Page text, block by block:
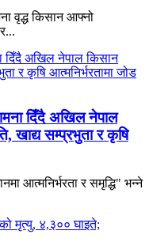
वृद्ध किसान आफ्नो
दिँदै अखिल नेपाल
खाद्य सम्प्रभुता र कृषि
आत्मनिर्भरता र समृद्धि" भन्ने